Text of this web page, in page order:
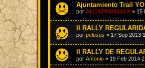
Ajuntamiento Trail
por ALCATRANSALP » 15
II RALLY
por pelusus » 17 Sep 2013
II RALLY DE
por Antonio » 19 Feb 2014